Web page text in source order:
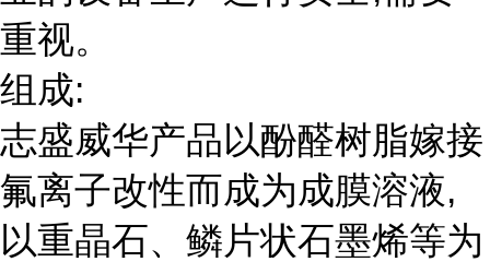
重视。
组成:
志盛威华产品以酚醛树脂嫁接
氟离子改性而成为成膜溶液,
以重晶石、鳞片状石墨烯等为